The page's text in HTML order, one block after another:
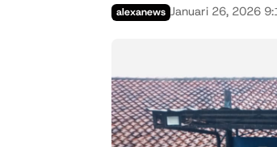
alexanews Januari 26, 2026